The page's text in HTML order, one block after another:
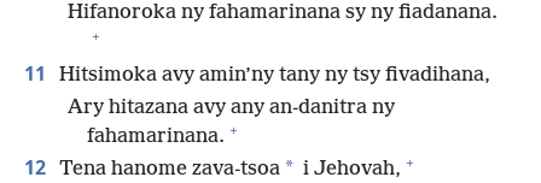
Hifanoroka ny fahamarinana sy ny fiadanana.
+
11
Hitsimoka avy amin’ny tany ny tsy fivadihana,
Ary hitazana avy any an-danitra ny
fahamarinana. +
12 Tena hanome zava-tsoa * i Jehovah, +